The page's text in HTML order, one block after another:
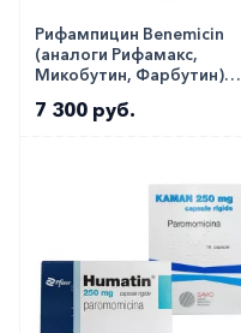
Рифампицин Benemicin
(аналоги Рифамакс,
Микобутин, Фарбутин)
7 300 руб.